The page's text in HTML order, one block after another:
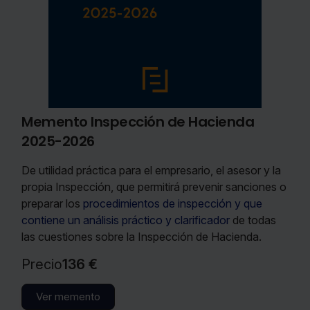
de Hacienda
para el empresario, el asesor y la
que permitirá prevenir sanciones o
de inspección y que
práctico y clarificadorde todas
la Inspección de Hacienda.
Memento
análisis
ejemplos
citas de
el servicio
comprobar en